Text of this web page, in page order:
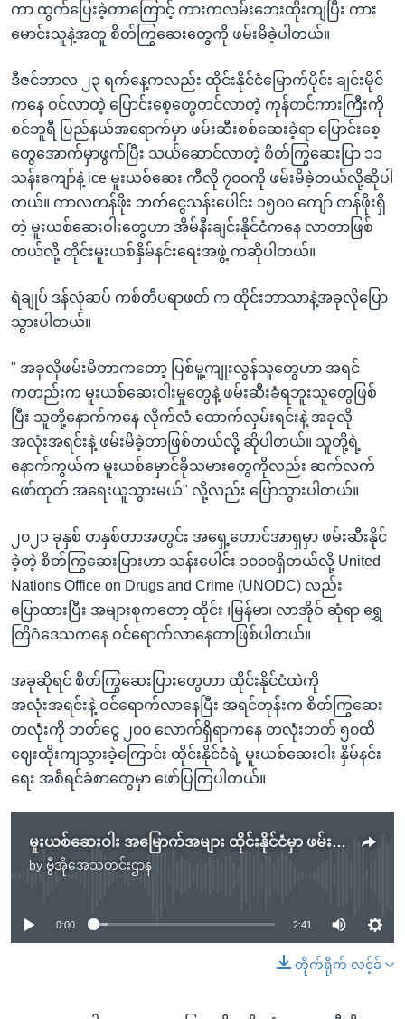
ကာ ထွက်ပြေးခဲ့တာကြောင့် ကားကလမ်းဘေးထိုးကျပြီး ကား
မောင်းသူနဲ့အတူ စိတ်ကြွဆေးတွေကို ဖမ်းမိခဲ့ပါတယ်။
ဒီဇင်ဘာလ ၂၃ ရက်နေ့ကလည်း ထိုင်းနိုင်ငံမြောက်ပိုင်း ချင်းမိုင်
ကနေ ဝင်လာတဲ့ ပြောင်းစေ့တွေတင်လာတဲ့ ကုန်တင်ကားကြီးကို
စင်ဘူရီ ပြည်နယ်အရောက်မှာ ဖမ်းဆီးစစ်ဆေးခဲ့ရာ ပြောင်းစေ့
တွေအောက်မှာဖွက်ပြီး သယ်ဆောင်လာတဲ့ စိတ်ကြွဆေးပြာ ၁၁
သန်းကျော်နဲ့ ice မူးယစ်ဆေး ကီလို ၇၀၀ကို ဖမ်းမိခဲ့တယ်လို့ဆိုပါ
တယ်။ ကာလတန်ဖိုး ဘတ်ငွေသန်းပေါင်း ၁၅၀၀ ကျော် တန်ဖိုးရှိ
တဲ့ မူးယစ်ဆေးဝါးတွေဟာ အိမ်နီးချင်းနိုင်ငံကနေ လာတာဖြစ်
တယ်လို့ ထိုင်းမူးယစ်နှိမ်နင်းရေးအဖွဲ့ ကဆိုပါတယ်။
ရဲချုပ် ဒန်လုံဆပ် ကစ်တီပရာဖတ် က ထိုင်းဘာသာနဲ့အခုလိုပြော
သွားပါတယ်။
" အခုလိုဖမ်းမိတာကတော့ ပြစ်မူ့ကျုးလွန်သူတွေဟာ အရင်
ကတည်းက မူးယစ်ဆေးဝါးမှုတွေနဲ့ ဖမ်းဆီးခံရဘူးသူတွေဖြစ်
ပြီး သူတို့နောက်ကနေ လိုက်လံ ထောက်လှမ်းရင်းနဲ့ အခုလို
အလုံးအရင်းနဲ့ ဖမ်းမိခဲ့တာဖြစ်တယ်လို့ ဆိုပါတယ်။ သူတို့ရဲ့
နောက်ကွယ်က မူးယစ်မှောင်ခိုသမားတွေကိုလည်း ဆက်လက်
ဖော်ထုတ် အရေးယူသွားမယ်" လို့လည်း ပြောသွားပါတယ်။
၂၀၂၁ ခုနှစ် တနှစ်တာအတွင်း အရှေ့တောင်အာရှမှာ ဖမ်းဆီးနိုင်
ခဲ့တဲ့ စိတ်ကြွဆေးပြားဟာ သန်းပေါင်း ၁၀၀၀ရှိတယ်လို့ United
Nations Office on Drugs and Crime (UNODC) လည်း
ပြောထားပြီး အများစုကတော့ ထိုင်း ၊မြန်မာ၊ လာအိုဝ် ဆုံရာ ရွှေ
တြိဂံဒေသကနေ ဝင်ရောက်လာနေတာဖြစ်ပါတယ်။
အခုဆိုရင် စိတ်ကြွဆေးပြားတွေဟာ ထိုင်းနိုင်ငံထဲကို
အလုံးအရင်းနဲ့ ဝင်ရောက်လာနေပြီး အရင်တုန်းက စိတ်ကြွဆေး
တလုံးကို ဘတ်ငွေ ၂၀၀ လောက်ရှိရာကနေ တလုံးဘတ် ၅၀ထိ
ဈေးထိုးကျသွားခဲ့ကြောင်း ထိုင်းနိုင်ငံရဲ့ မူးယစ်ဆေးဝါး နှိမ်နင်း
ရေး အစီရင်ခံစာတွေမှာ ဖော်ပြကြပါတယ်။
မူးယစ်ဆေးဝါး အမြောက်အများ ထိုင်းနိုင်ငံမှာ ဖမ်းဆီးမိ
by ဗွီအိုအေသတင်းဌာန
No media source currently available
0:00 2:41
တိုက်ရိုက် လင့်ခ်